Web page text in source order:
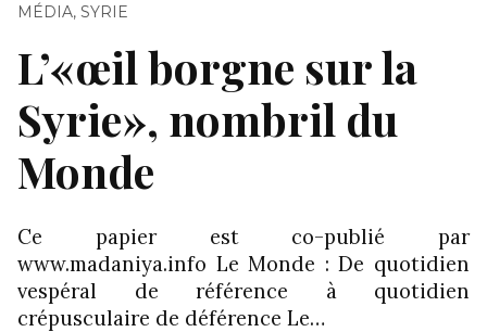
MÉDIA, SYRIE
L’«œil borgne sur la
Syrie», nombril du
Monde
Ce papier est co-publié par
www.madaniya.info Le Monde : De quotidien
vespéral de référence à quotidien
crépusculaire de déférence Le…